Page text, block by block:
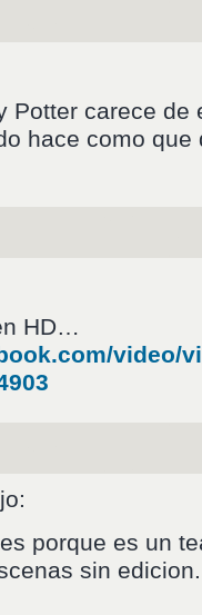
Potter carece
hace como
HD…
video/
porque es un
sin edicion.